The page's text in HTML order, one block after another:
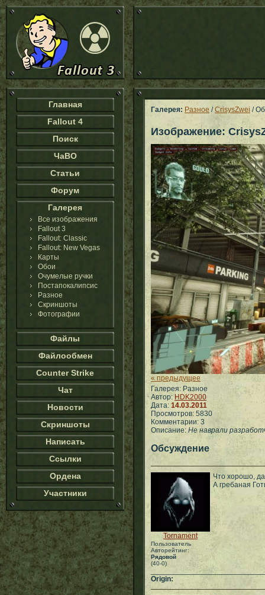
Главная
Fallout 4
Поиск
ЧаВО
Статьи
Форум
Галерея
Все изображения
Fallout 3
Fallout: Classic
Fallout: New Vegas
Карты
Обои
Очумелые ручки
Постапокалипсис
Разное
Скриншоты
Фотографии
Файлы
Файлообмен
Counter Strike
Чат
Новости
Скриншоты
Написать
Ссылки
Ордена
Участники
Галерея: Разное /CrisysZwei /
Изображение:
« предыдущее
Галерея: Разное
Автор: HDK2000
Дата: 14.03.2011
Просмотров: 5830
Комментарии: 3
Описание: Не наврали
Обсуждение
Tornament
Пользователь
Авторейтинг:
Рядовой
(40-0)
Что хорошо,
А гребаная
Origin: